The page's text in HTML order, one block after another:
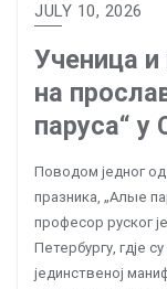
JULY 10, 2026
Ученица
на
паруса“ у
Поводом једног од
празника, „Алые
професор руског
Петербургу, гдје
јединственој